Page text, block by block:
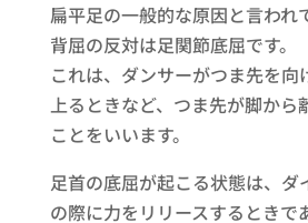
扁平足の一般的な原因と言われ
背屈の反対は足関節底屈です。
これは、ダンサーがつま先を向
上るときなど、つま先が脚から
ことをいいます。
足首の底屈が起こる状態は、ダ
の際に力をリリースするときで